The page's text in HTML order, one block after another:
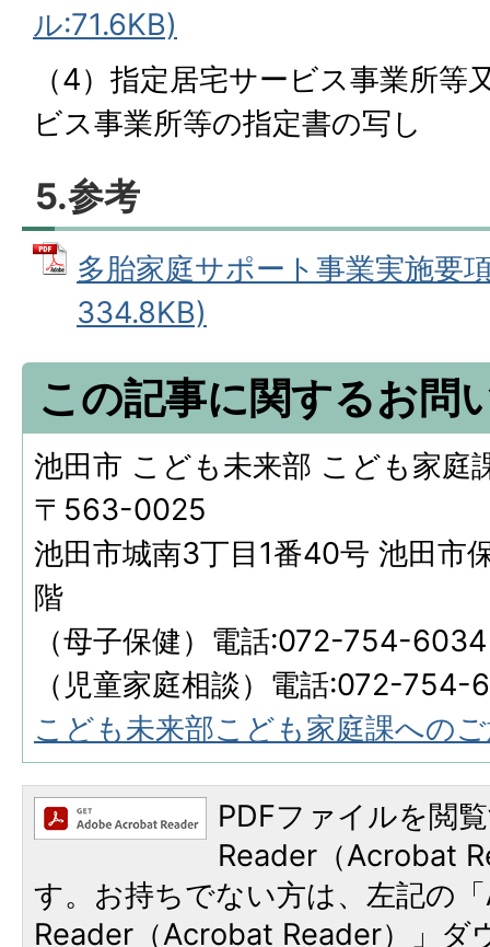
ル:71.6KB)
（4）指定居宅サービス事業所等
ビス事業所等の指定書の写し
5.参考
多胎家庭サポート事業実施要
334.8KB)
この記事に関するお問
池田市 こども未来部 こども家庭
〒563-0025
池田市城南3丁目1番40号 池田市
階
（母子保健）電話:072-754-6034
（児童家庭相談）電話:072-754-
こども未来部こども家庭課への
PDFファイルを閲
Reader（Acrobat
す。お持ちでない方は、左記の
Reader（Acrobat Reader）」ダ